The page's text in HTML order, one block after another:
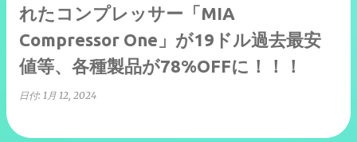
れたコンプレッサー「MIA
Compressor One」が19ドル過去最安
値等、各種製品が78%OFFに！！！
日付: 1月 12, 2024